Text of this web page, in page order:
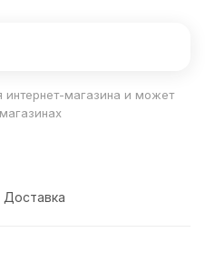
интернет-магазина и может
Доставка